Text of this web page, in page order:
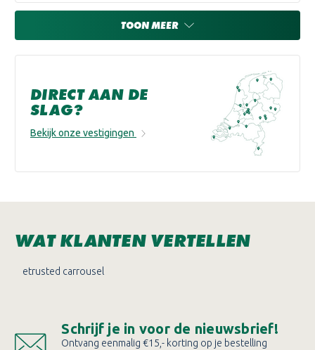
TOON MEER
DIRECT AAN DE
SLAG?
Bekijk onze vestigingen
WAT KLANTEN VERTELLEN
etrusted carrousel
Schrijf je in voor de nieuwsbrief!
Ontvang eenmalig €15,- korting op je bestelling